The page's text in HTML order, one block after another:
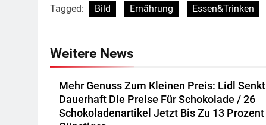
Tagged: Bild Ernährung Essen&Trinken
Weitere News
Mehr Genuss Zum Kleinen Preis: Lidl Senkt
Dauerhaft Die Preise Für Schokolade / 26
Schokoladenartikel Jetzt Bis Zu 13 Prozent